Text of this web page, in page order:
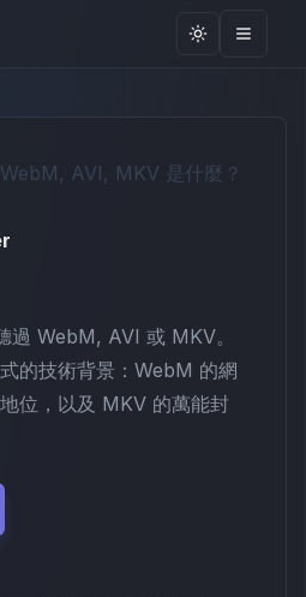
Toggle
AVI, MKV 是什麼？
過 WebM, AVI 或 MKV。
的技術背景：WebM 的網
位，以及 MKV 的萬能封